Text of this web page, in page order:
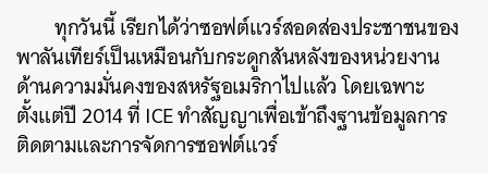
ทุกวันนี้ เรียกได้ว่าซอฟต์แวร์สอดส่องประชาชนของ
พาลันเทียร์เป็นเหมือนกับกระดูกสันหลังของหน่วยงาน
ด้านความมั่นคงของสหรัฐอเมริกาไปแล้ว โดยเฉพาะ
ตั้งแต่ปี 2014 ที่ ICE ทำสัญญาเพื่อเข้าถึงฐานข้อมูลการ
ติดตามและการจัดการซอฟต์แวร์